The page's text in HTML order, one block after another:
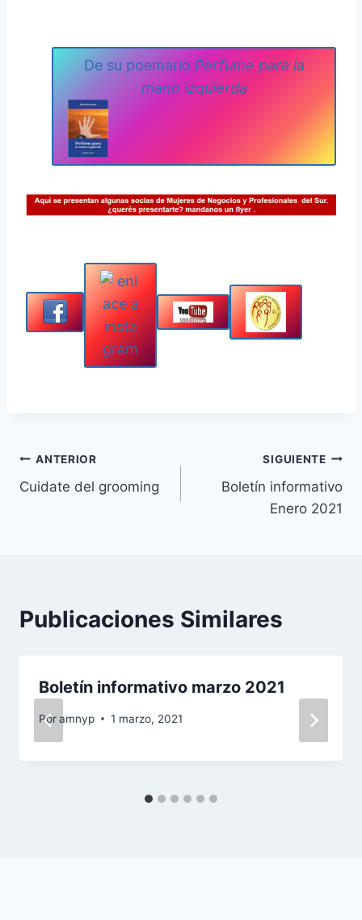
De su poemario Perfume para la
mano izquierda
Navegación
de
ANTERIOR
Cuidate del grooming
SIGUIENTE
Boletín informativo
Enero 2021
Publicaciones Similares
Boletín informativo marzo 2021
Poramnyp 1 marzo, 2021